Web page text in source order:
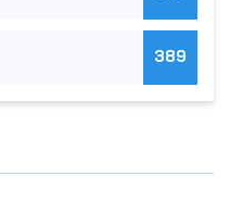
389